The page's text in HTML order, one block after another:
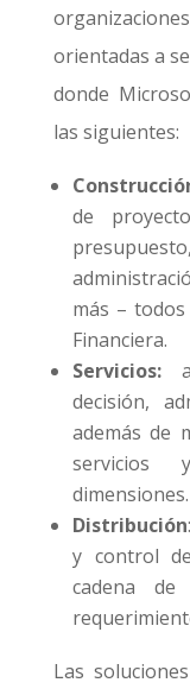
orientadas a
donde
las siguientes:
de
más –
Financiera.
Servicios:
decisión,
además de
servicios
dimensiones.
Distribución
y control
cadena
Las